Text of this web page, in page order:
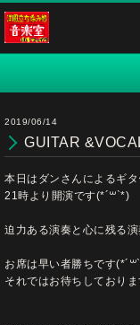
2019/06/14
GUITAR
本日はダンさんによるギタ
21時より開演です(*´꒳`*)
迫力ある演奏と心に残る演
お席は早い者勝ちです
それではお待ちしておりま